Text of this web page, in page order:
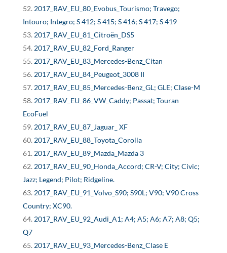
2017_RAV_EU_80_Evobus_Tourismo; Travego;
Intouro; Integro; S 412; S 415; S 416; S 417; S 419
2017_RAV_EU_81_Citroën_DS5
2017_RAV_EU_82_Ford_Ranger
2017_RAV_EU_83_Mercedes-Benz_Citan
2017_RAV_EU_84_Peugeot_3008 II
2017_RAV_EU_85_Mercedes-Benz_GL; GLE; Clase-M
2017_RAV_EU_86_VW_Caddy; Passat; Touran
EcoFuel
2017_RAV_EU_87_Jaguar_ XF
2017_RAV_EU_88_Toyota_Corolla
2017_RAV_EU_89_Mazda_Mazda 3
2017_RAV_EU_90_Honda_Accord; CR-V; City; Civic;
Jazz; Legend; Pilot; Ridgeline.
2017_RAV_EU_91_Volvo_S90; S90L; V90; V90 Cross
Country; XC90.
2017_RAV_EU_92_Audi_A1; A4; A5; A6; A7; A8; Q5;
Q7
2017_RAV_EU_93_Mercedes-Benz_Clase E